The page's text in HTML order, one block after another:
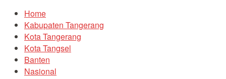
Home
Kabupaten Tangerang
Kota Tangerang
Kota Tangsel
Banten
Nasional